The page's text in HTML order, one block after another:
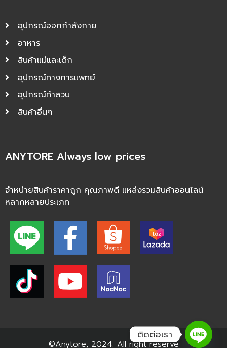
อุปกรณ์ออกกำลังกาย
อาหาร
สินค้าแม่และเด็ก
อุปกรณ์ทางการแพทย์
อุปกรณ์ทำสวน
สินค้าอื่นๆ
ANYTORE Always low prices
จำหน่ายสินค้าราคาถูก คุณภาพดี แหล่งรวมสินค้าออนไลน์
หลากหลายประเภท
©Anytore, 2024. All right reserve
ติดต่อเรา